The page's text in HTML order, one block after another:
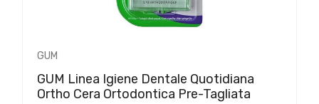
GUM
GUM Linea Igiene Dentale Quotidiana
Ortho Cera Ortodontica Pre-Tagliata